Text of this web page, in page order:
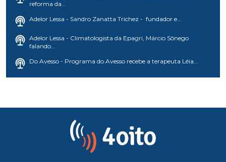
reforma da...
Adelor Lessa - Sandro Zanatta Trichez - fundador e...
Adelor Lessa - Climatologista da Epagri, Márcio Sônego
falando...
Do Avesso - Programa do Avesso recebe a terapeuta Léia...